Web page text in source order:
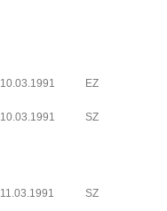
10.03.1991 EZ
10.03.1991 SZ
11.03.1991 SZ